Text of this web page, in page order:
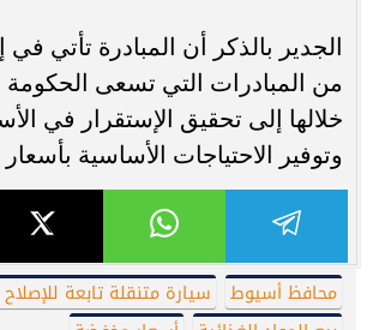
الجدير بالذكر أن المبادرة تأتي
من المبادرات التي تسعى
خلالها إلى تحقيق الإستقرار في
وتوفير الاحتياجات الأساسية
محافظ أسيوط
سيارة متنقلة تابعة للإصلاح